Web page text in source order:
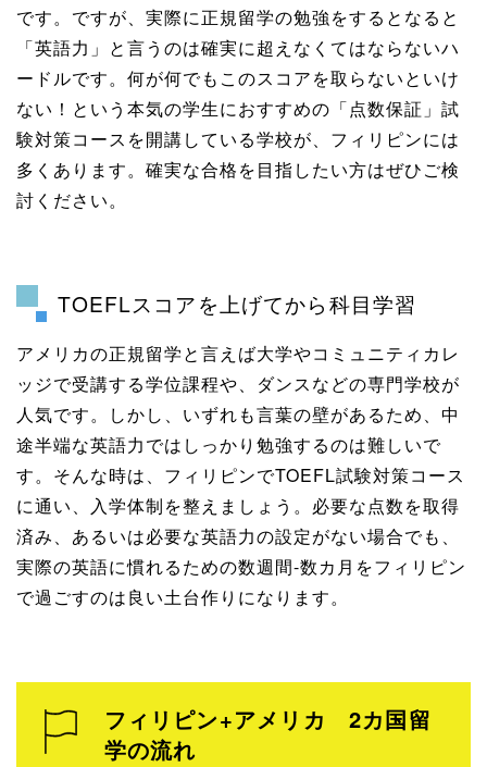
です。ですが、実際に正規留学の勉強をするとなると
「英語力」と言うのは確実に超えなくてはならないハ
ードルです。何が何でもこのスコアを取らないといけ
ない！という本気の学生におすすめの「点数保証」試
験対策コースを開講している学校が、フィリピンには
多くあります。確実な合格を目指したい方はぜひご検
討ください。
TOEFLスコアを上げてから科目学習
アメリカの正規留学と言えば大学やコミュニティカレ
ッジで受講する学位課程や、ダンスなどの専門学校が
人気です。しかし、いずれも言葉の壁があるため、中
途半端な英語力ではしっかり勉強するのは難しいで
す。そんな時は、フィリピンでTOEFL試験対策コース
に通い、入学体制を整えましょう。必要な点数を取得
済み、あるいは必要な英語力の設定がない場合でも、
実際の英語に慣れるための数週間-数カ月をフィリピン
で過ごすのは良い土台作りになります。
フィリピン+アメリカ 2カ国留
学の流れ